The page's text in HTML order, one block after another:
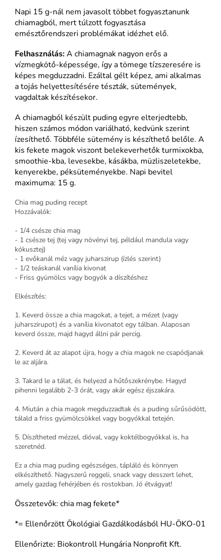
Napi 15 g-nál nem javasolt többet fogyasztanunk
chiamagból, mert túlzott fogyasztása
emésztőrendszeri problémákat idézhet elő.
Felhasználás:A chiamagnak nagyon erős a
vízmegkötő-képessége, így a tömege tízszeresére is
képes megduzzadni. Ezáltal gélt képez, ami alkalmas
a tojás helyettesítésére tészták, sütemények,
vagdaltak készítésekor.
A chiamagból készült puding egyre elterjedtebb,
hiszen számos módon variálható, kedvünk szerint
ízesíthető. Többféle sütemény is készíthető belőle. A
kis fekete magok viszont belekeverhetők turmixokba,
smoothie-kba, levesekbe, kásákba, müzliszeletekbe,
kenyerekbe, péksüteményekbe. Napi bevitel
maximuma: 15 g.
Chia mag puding recept
Hozzávalók:
- 1/4 csésze chia mag
- 1 csésze tej (tej vagy növényi tej, például mandula vagy
kókusztej)
- 1 evőkanál méz vagy juharszirup (ízlés szerint)
- 1/2 teáskanál vanília kivonat
- Friss gyümölcs vagy bogyók a díszítéshez
Elkészítés:
1. Keverd össze a chia magokat, a tejet, a mézet (vagy
juharszirupot) és a vanília kivonatot egy tálban. Alaposan
keverd össze, majd hagyd állni pár percig.
2. Keverd át az alapot újra, hogy a chia magok ne csapódjanak
le az aljára.
3. Takard le a tálat, és helyezd a hűtőszekrénybe. Hagyd
pihenni legalább 2-3 órát, vagy akár egész éjszakára.
4. Miután a chia magok megduzzadtak és a puding sűrűsödött,
tálald a friss gyümölcsökkel vagy bogyókkal tetején.
5. Díszítheted mézzel, dióval, vagy koktélbogyókkal is, ha
szeretnéd.
Ez a chia mag puding egészséges, tápláló és könnyen
elkészíthető. Nagyszerű reggeli, snack vagy desszert lehet,
amely gazdag fehérjében és rostokban. Jó étvágyat!
Összetevők: chia mag fekete*
*= Ellenőrzött Ökológiai Gazdálkodásból HU-ÖKO-01
Ellenőrizte: Biokontroll Hungária Nonprofit Kft.